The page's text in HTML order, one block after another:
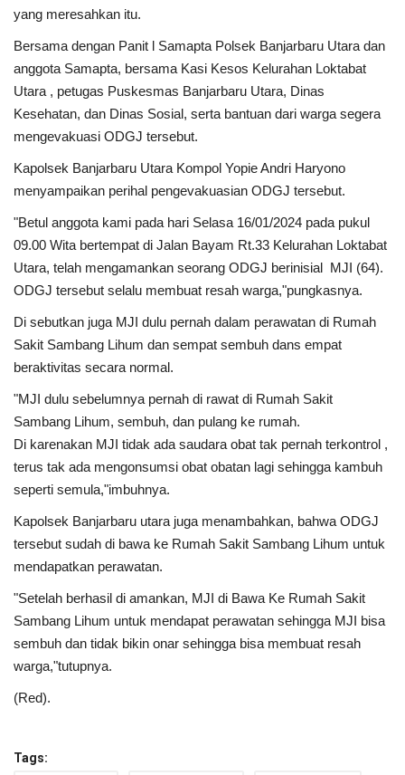
yang meresahkan itu.
Bersama dengan Panit l Samapta Polsek Banjarbaru Utara dan
anggota Samapta, bersama Kasi Kesos Kelurahan Loktabat
Utara , petugas Puskesmas Banjarbaru Utara, Dinas
Kesehatan, dan Dinas Sosial, serta bantuan dari warga segera
mengevakuasi ODGJ tersebut.
Kapolsek Banjarbaru Utara Kompol Yopie Andri Haryono
menyampaikan perihal pengevakuasian ODGJ tersebut.
"Betul anggota kami pada hari Selasa 16/01/2024 pada pukul
09.00 Wita bertempat di Jalan Bayam Rt.33 Kelurahan Loktabat
Utara, telah mengamankan seorang ODGJ berinisial MJI (64).
ODGJ tersebut selalu membuat resah warga,"pungkasnya.
Di sebutkan juga MJI dulu pernah dalam perawatan di Rumah
Sakit Sambang Lihum dan sempat sembuh dans empat
beraktivitas secara normal.
"MJI dulu sebelumnya pernah di rawat di Rumah Sakit
Sambang Lihum, sembuh, dan pulang ke rumah.
Di karenakan MJI tidak ada saudara obat tak pernah terkontrol ,
terus tak ada mengonsumsi obat obatan lagi sehingga kambuh
seperti semula,"imbuhnya.
Kapolsek Banjarbaru utara juga menambahkan, bahwa ODGJ
tersebut sudah di bawa ke Rumah Sakit Sambang Lihum untuk
mendapatkan perawatan.
"Setelah berhasil di amankan, MJI di Bawa Ke Rumah Sakit
Sambang Lihum untuk mendapat perawatan sehingga MJI bisa
sembuh dan tidak bikin onar sehingga bisa membuat resah
warga,"tutupnya.
(Red).
Tags: